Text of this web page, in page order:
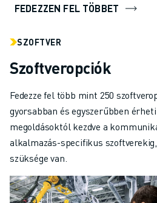
FEDEZZEN FEL TÖBBET
SZOFTVER
Szoftveropciók
Fedezze fel több mint 250
gyorsabban és egyszerűbben
megoldásoktól kezdve a
alkalmazás-specifikus
szüksége van.